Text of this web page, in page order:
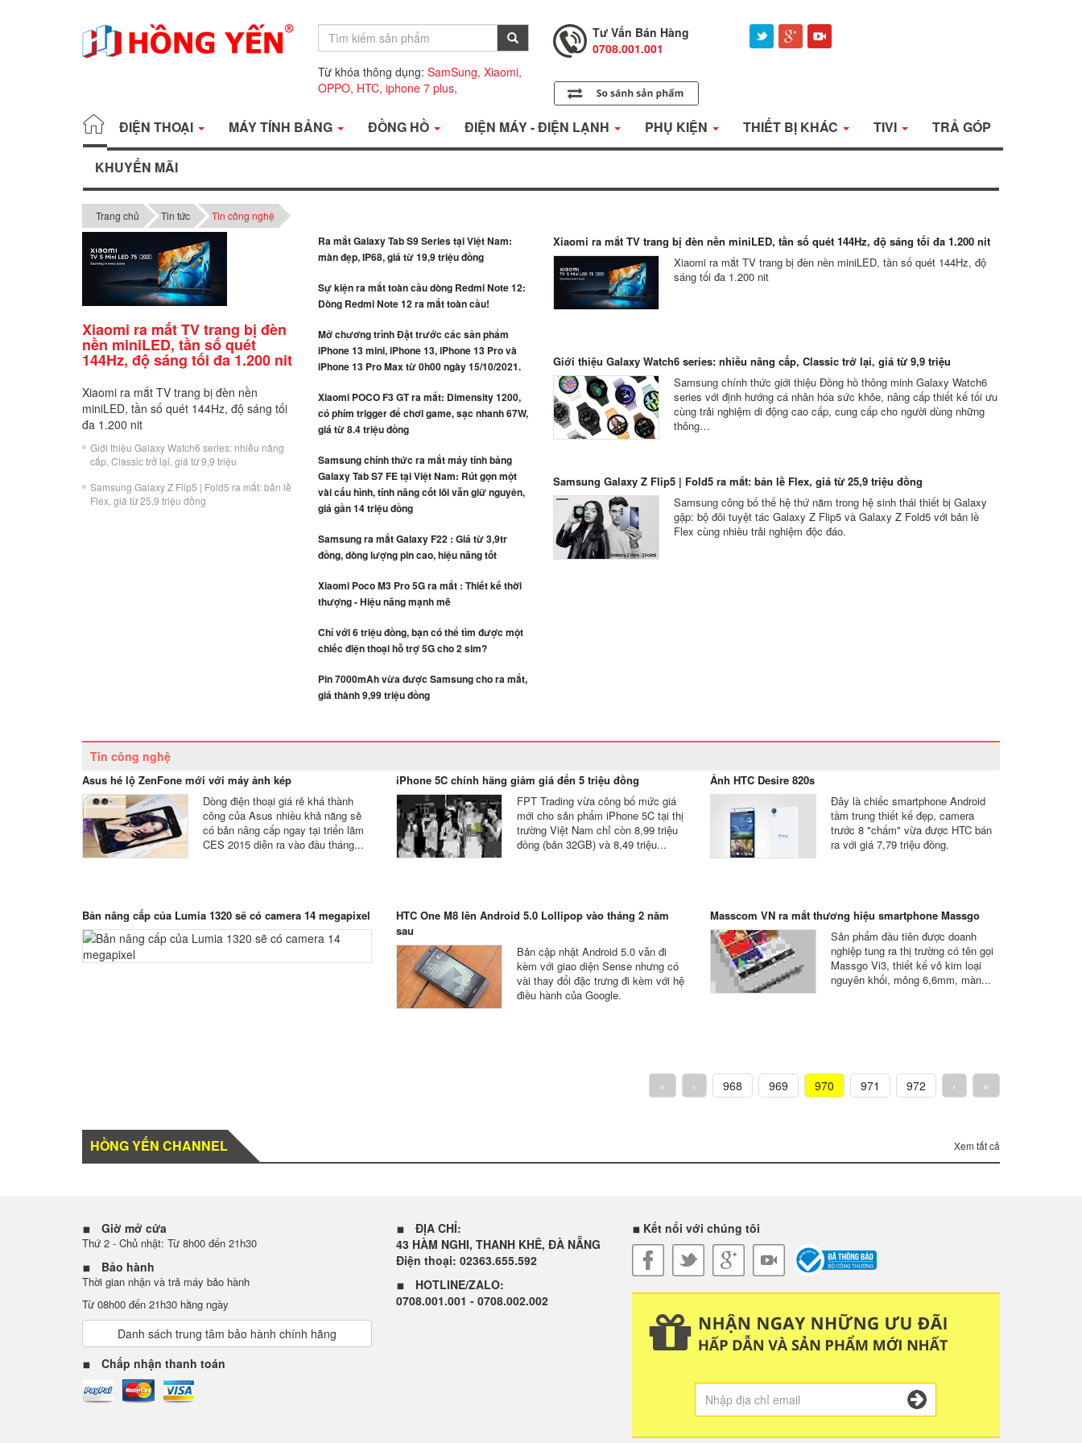
Từ khóa thông dụng: SamSung, Xiaomi,
OPPO, HTC, iphone 7 plus,
0708.001.001
Hỗ Trợ Kỹ Thuật
Tư Vấn Bán Hàng
0708.001.001
ĐIỆN THOẠI MÁY TÍNH BẢNG ĐỒNG HỒ ĐIỆN MÁY - ĐIỆN LẠNH PHỤ KIỆN THIẾT BỊ KHÁC TIVI TRẢ GÓP
KHUYẾN MÃI
Trang chủ Tin tức Tin công nghệ
Xiaomi ra mắt TV trang bị đèn
nền miniLED, tần số quét
144Hz, độ sáng tối đa 1.200 nit
Xiaomi ra mắt TV trang bị đèn nền
miniLED, tần số quét 144Hz, độ sáng tối
đa 1.200 nit
Giới thiệu Galaxy Watch6 series: nhiều nâng
cấp, Classic trở lại, giá từ 9,9 triệu
Samsung Galaxy Z Flip5 | Fold5 ra mắt: bản lề
Flex, giá từ 25,9 triệu đồng
Ra mắt Galaxy Tab S9 Series tại Việt Nam:
màn đẹp, IP68, giá từ 19,9 triệu đồng
Sự kiện ra mắt toàn cầu dòng Redmi Note 12:
Dòng Redmi Note 12 ra mắt toàn cầu!
Mở chương trình Đặt trước các sản phẩm
iPhone 13 mini, iPhone 13, iPhone 13 Pro và
iPhone 13 Pro Max từ 0h00 ngày 15/10/2021.
Xiaomi POCO F3 GT ra mắt: Dimensity 1200,
có phím trigger để chơi game, sạc nhanh 67W,
giá từ 8.4 triệu đồng
Samsung chính thức ra mắt máy tính bảng
Galaxy Tab S7 FE tại Việt Nam: Rút gọn một
vài cấu hình, tính năng cốt lõi vẫn giữ nguyên,
giá gần 14 triệu đồng
Samsung ra mắt Galaxy F22 : Giá từ 3,9tr
đồng, dòng lượng pin cao, hiệu năng tốt
Xiaomi Poco M3 Pro 5G ra mắt : Thiết kế thời
thượng - Hiệu năng mạnh mẽ
Chỉ với 6 triệu đồng, bạn có thể tìm được một
chiếc điện thoại hỗ trợ 5G cho 2 sim?
Pin 7000mAh vừa được Samsung cho ra mắt,
giá thành 9,99 triệu đồng
Xiaomi ra mắt TV trang bị đèn nền miniLED, tần số quét 144Hz, độ sáng tối đa 1.200 nit
Xiaomi ra mắt TV trang bị đèn nền miniLED, tần số quét 144Hz, độ
sáng tối đa 1.200 nit
Giới thiệu Galaxy Watch6 series: nhiều nâng cấp, Classic trở lại, giá từ 9,9 triệu
Samsung chính thức giới thiệu Đồng hồ thông minh Galaxy Watch6
series với định hướng cá nhân hóa sức khỏe, nâng cấp thiết kế tối ưu
cùng trải nghiệm di động cao cấp, cung cấp cho người dùng những
thông…
Samsung Galaxy Z Flip5 | Fold5 ra mắt: bản lề Flex, giá từ 25,9 triệu đồng
Samsung công bố thế hệ thứ năm trong hệ sinh thái thiết bị Galaxy
gập: bộ đôi tuyệt tác Galaxy Z Flip5 và Galaxy Z Fold5 với bản lề
Flex cùng nhiều trải nghiệm độc đáo.
Tin công nghệ
Asus hé lộ ZenFone mới với máy ảnh kép
Dòng điện thoại giá rẻ khá thành
công của Asus nhiều khả năng sẽ
có bản nâng cấp ngay tại triển lãm
CES 2015 diễn ra vào đầu tháng...
iPhone 5C chính hãng giảm giá đến 5 triệu đồng
FPT Trading vừa công bố mức giá
mới cho sản phẩm iPhone 5C tại thị
trường Việt Nam chỉ còn 8,99 triệu
đồng (bản 32GB) và 8,49 triệu...
Ảnh HTC Desire 820s
Đây là chiếc smartphone Android
tầm trung thiết kế đẹp, camera
trước 8 "chấm" vừa được HTC bán
ra với giá 7,79 triệu đồng.
Bản nâng cấp của Lumia 1320 sẽ có camera 14 megapixel
HTC One M8 lên Android 5.0 Lollipop vào tháng 2 năm
sau
Bản cập nhật Android 5.0 vẫn đi
kèm với giao diện Sense nhưng có
vài thay đổi đặc trưng đi kèm với hệ
điều hành của Google.
Masscom VN ra mắt thương hiệu smartphone Massgo
Sản phẩm đầu tiên được doanh
nghiệp tung ra thị trường có tên gọi
Massgo Vi3, thiết kế vỏ kim loại
nguyên khối, mỏng 6,6mm, màn...
« ‹ 968 969 970 971 972 › »
HỒNG YẾN CHANNEL Xem tất cả
Giờ mở cửa
Thứ 2 - Chủ nhật: Từ 8h00 đến 21h30
Bảo hành
Thời gian nhận và trả máy bảo hành
Từ 08h00 đến 21h30 hằng ngày
Danh sách trung tâm bảo hành chính hãng
Chấp nhận thanh toán
ĐỊA CHỈ:
43 HÀM NGHI, THANH KHÊ, ĐÀ NẴNG
Điện thoại: 02363.655.592
HOTLINE/ZALO:
0708.001.001 - 0708.002.002
Kết nối với chúng tôi